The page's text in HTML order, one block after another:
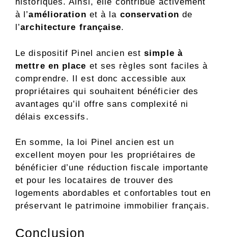
à l’amélioration et à la conservation de
l’architecture française.
Le dispositif Pinel ancien estsimple à
mettre en place et ses règles sont faciles à
comprendre. Il est donc accessible aux
propriétaires qui souhaitent bénéficier des
avantages qu’il offre sans complexité ni
délais excessifs.
En somme, la loi Pinel ancien est un
excellent moyen pour les propriétaires de
bénéficier d’une réduction fiscale importante
et pour les locataires de trouver des
logements abordables et confortables tout en
préservant le patrimoine immobilier français.
Conclusion